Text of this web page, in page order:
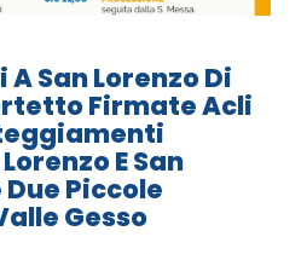
San Lorenzo Di
Firmate Acli
E San
Piccole
Gesso